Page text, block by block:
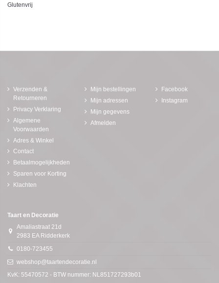
Glutenvrij
Verzenden &
Retourneren
Privacy Verklaring
Algemene
Voorwaarden
Adres & Winkel
Contact
Betaalmogelijkheden
Sparen voor Korting
Klachten
Mijn bestellingen
Mijn adressen
Mijn gegevens
Afmelden
Facebook
Instagram
Taart en Decoratie
Amaliastraat 21d
2983 EA Ridderkerk
0180-723455
webshop@taartendecoratie.nl
KvK: 55470572 - BTW nummer: NL851727293b01